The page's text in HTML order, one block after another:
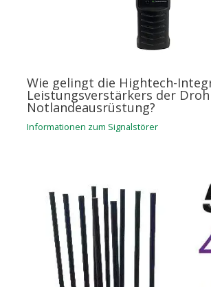
Wie gelingt die Hightech-
Leistungsverstärkers der
Notlandeausrüstung?
Informationen zum Signalstörer